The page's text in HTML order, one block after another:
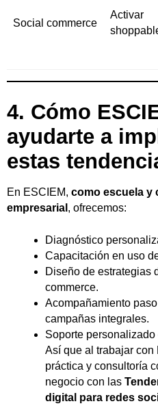
Social commerce
Activar
4. Cómo
ayudarte a
estas
En ESCIEM, como escuela y
empresarial , ofrecemos:
Diagnóstico
Capacitación en uso
Diseño de estrategias
commerce.
Acompañamiento
campañas integrales.
Soporte
Así que al trabajar con
práctica y consultoría
negocio con las
digital para redes